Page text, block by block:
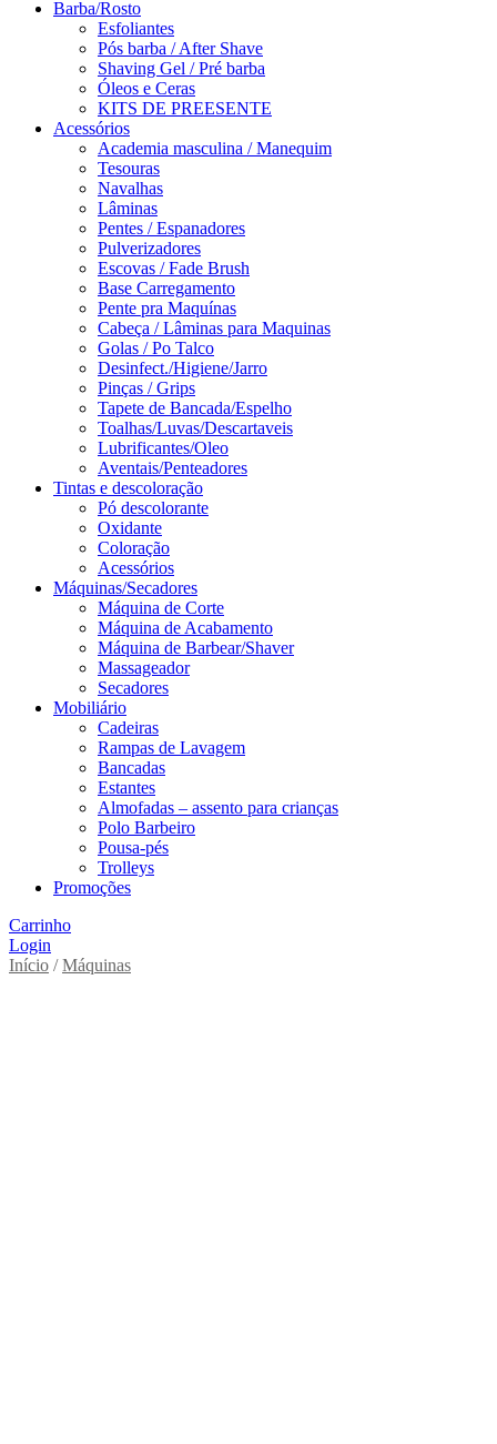
Barba/Rosto
Esfoliantes
Pós barba / After Shave
Shaving Gel / Pré barba
Óleos e Ceras
KITS DE PREESENTE
Acessórios
Academia masculina / Manequim
Tesouras
Navalhas
Lâminas
Pentes / Espanadores
Pulverizadores
Escovas / Fade Brush
Base Carregamento
Pente pra Maquínas
Cabeça / Lâminas para Maquinas
Golas / Po Talco
Desinfect./Higiene/Jarro
Pinças / Grips
Tapete de Bancada/Espelho
Toalhas/Luvas/Descartaveis
Lubrificantes/Oleo
Aventais/Penteadores
Tintas e descoloração
Pó descolorante
Oxidante
Coloração
Acessórios
Máquinas/Secadores
Máquina de Corte
Máquina de Acabamento
Máquina de Barbear/Shaver
Massageador
Secadores
Mobiliário
Cadeiras
Rampas de Lavagem
Bancadas
Estantes
Almofadas – assento para crianças
Polo Barbeiro
Pousa-pés
Trolleys
Promoções
Carrinho
Login
Início /Máquinas